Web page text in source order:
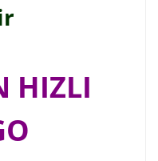
HIZLI